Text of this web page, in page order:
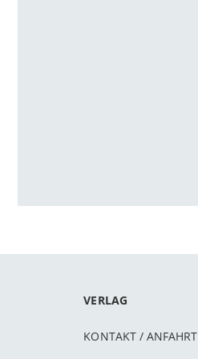
VERLAG
KONTAKT / ANFAHRT